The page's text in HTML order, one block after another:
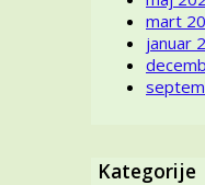
mart
januar
Kategorije